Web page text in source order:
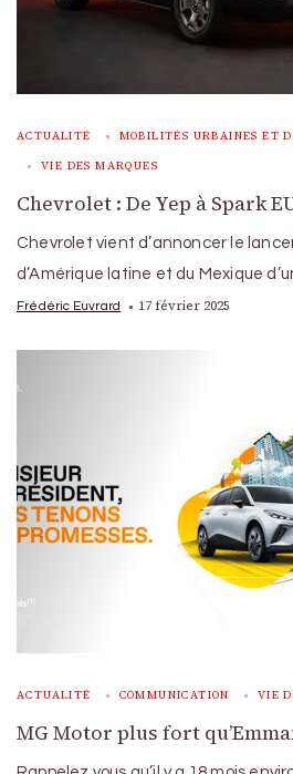
ACTUALITÉ MOBILITÉS URBAINES ET
VIE DES MARQUES
Chevrolet : De Yep à Spark
Chevrolet vient d’annoncer le
d’Amérique latine et du Mexique
Frédéric Euvrard 17 février 2025
ACTUALITÉ COMMUNICATION VIE
MG Motor plus fort